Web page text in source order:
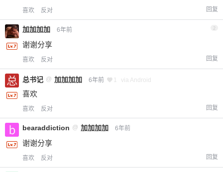
喜欢 反对 回复
加加加加 6年前 2
谢谢分享
喜欢 反对 回复
总书记 @ 加加加加 6年前 1 via Android
喜欢
喜欢 反对 回复
bearaddiction @ 加加加加 6年前
谢谢分享
喜欢 反对 回复